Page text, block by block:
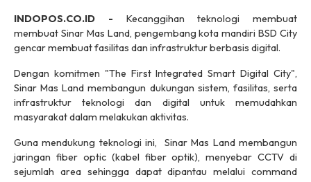
INDOPOS.CO.ID - Kecanggihan teknologi membuat
membuat Sinar Mas Land, pengembang kota mandiri BSD City
gencar membuat fasilitas dan infrastruktur berbasis digital.
Dengan komitmen "The First Integrated Smart Digital City",
Sinar Mas Land membangun dukungan sistem, fasilitas, serta
infrastruktur teknologi dan digital untuk memudahkan
masyarakat dalam melakukan aktivitas.
Guna mendukung teknologi ini, Sinar Mas Land membangun
jaringan fiber optic (kabel fiber optik), menyebar CCTV di
sejumlah area sehingga dapat dipantau melalui command